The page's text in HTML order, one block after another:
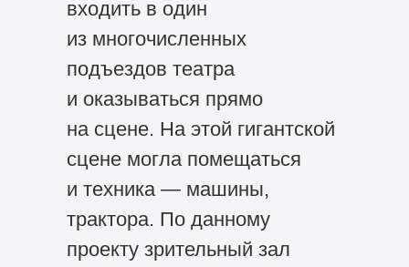
входить в один
из многочисленных
подъездов театра
и оказываться прямо
на сцене. На этой гигантской
сцене могла помещаться
и техника — машины,
трактора. По данному
проекту зрительный зал